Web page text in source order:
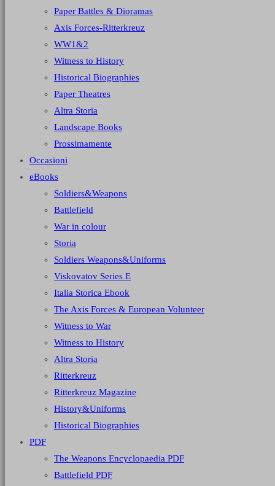
Paper Battles & Dioramas
Axis Forces-Ritterkreuz
WW1&2
Witness to History
Historical Biographies
Paper Theatres
Altra Storia
Landscape Books
Prossimamente
Occasioni
eBooks
Soldiers&Weapons
Battlefield
War in colour
Storia
Soldiers Weapons&Uniforms
Viskovatov Series E
Italia Storica Ebook
The Axis Forces & European Volunteer
Witness to War
Witness to History
Altra Storia
Ritterkreuz
Ritterkreuz Magazine
History&Uniforms
Historical Biographies
PDF
The Weapons Encyclopaedia PDF
Battlefield PDF